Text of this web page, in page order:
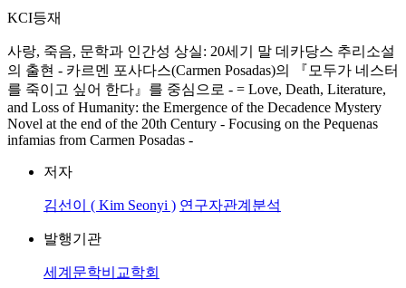
KCI등재
사랑, 죽음, 문학과 인간성 상실: 20세기 말 데카당스 추리소설
의 출현 - 카르멘 포사다스(Carmen Posadas)의 『모두가 네스터
를 죽이고 싶어 한다』를 중심으로 - = Love, Death, Literature,
and Loss of Humanity: the Emergence of the Decadence Mystery
Novel at the end of the 20th Century - Focusing on the Pequenas
infamias from Carmen Posadas -
저자
김선이 ( Kim Seonyi ) 연구자관계분석
발행기관
세계문학비교학회